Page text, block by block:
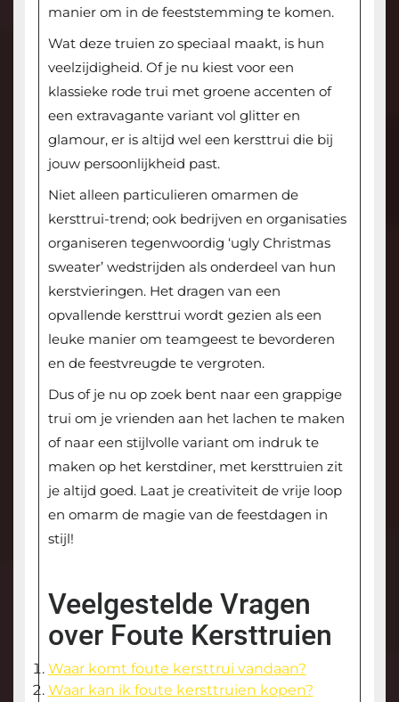
manier om in de feeststemming te komen.
Wat deze truien zo speciaal maakt, is hun
veelzijdigheid. Of je nu kiest voor een
klassieke rode trui met groene accenten of
een extravagante variant vol glitter en
glamour, er is altijd wel een kersttrui die bij
jouw persoonlijkheid past.
Niet alleen particulieren omarmen de
kersttrui-trend; ook bedrijven en organisaties
organiseren tegenwoordig ‘ugly Christmas
sweater’ wedstrijden als onderdeel van hun
kerstvieringen. Het dragen van een
opvallende kersttrui wordt gezien als een
leuke manier om teamgeest te bevorderen
en de feestvreugde te vergroten.
Dus of je nu op zoek bent naar een grappige
trui om je vrienden aan het lachen te maken
of naar een stijlvolle variant om indruk te
maken op het kerstdiner, met kersttruien zit
je altijd goed. Laat je creativiteit de vrije loop
en omarm de magie van de feestdagen in
stijl!
Veelgestelde Vragen
over Foute Kersttruien
Waar komt foute kersttrui vandaan?
Waar kan ik foute kersttruien kopen?